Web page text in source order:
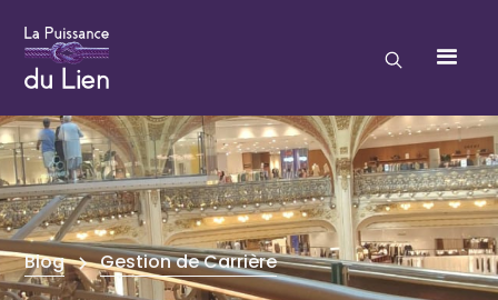
Blog Gestion de Carrière